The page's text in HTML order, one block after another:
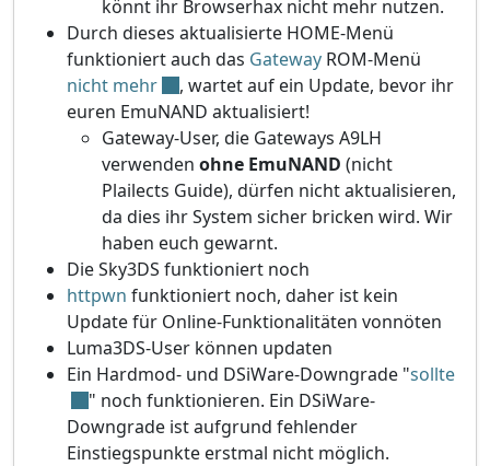
könnt ihr Browserhax nicht mehr nutzen.
Durch dieses aktualisierte HOME-Menü
funktioniert auch das Gateway ROM-Menü
nicht mehr
, wartet auf ein Update, bevor ihr
euren EmuNAND aktualisiert!
Gateway-User, die Gateways A9LH
verwenden ohne EmuNAND (nicht
Plailects Guide), dürfen nicht aktualisieren,
da dies ihr System sicher bricken wird. Wir
haben euch gewarnt.
Die Sky3DS funktioniert noch
httpwn funktioniert noch, daher ist kein
Update für Online-Funktionalitäten vonnöten
Luma3DS-User können updaten
Ein Hardmod- und DSiWare-Downgrade "sollte
" noch funktionieren. Ein DSiWare-
Downgrade ist aufgrund fehlender
Einstiegspunkte erstmal nicht möglich.